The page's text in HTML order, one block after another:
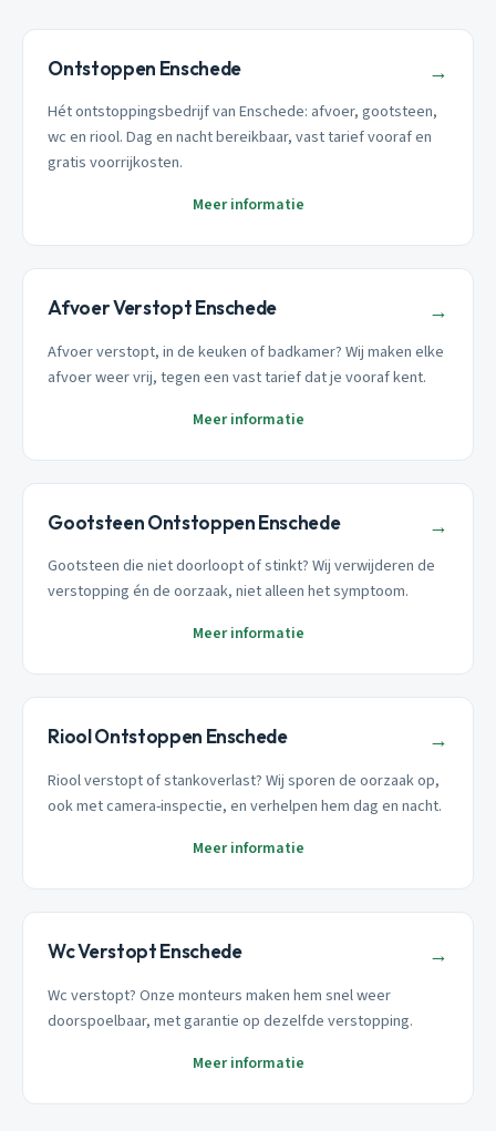
Ontstoppen Enschede →
Hét ontstoppingsbedrijf van Enschede: afvoer, gootsteen,
wc en riool. Dag en nacht bereikbaar, vast tarief vooraf en
gratis voorrijkosten.
Meer informatie
Afvoer Verstopt Enschede →
Afvoer verstopt, in de keuken of badkamer? Wij maken elke
afvoer weer vrij, tegen een vast tarief dat je vooraf kent.
Meer informatie
Gootsteen Ontstoppen Enschede →
Gootsteen die niet doorloopt of stinkt? Wij verwijderen de
verstopping én de oorzaak, niet alleen het symptoom.
Meer informatie
Riool Ontstoppen Enschede →
Riool verstopt of stankoverlast? Wij sporen de oorzaak op,
ook met camera-inspectie, en verhelpen hem dag en nacht.
Meer informatie
Wc Verstopt Enschede →
Wc verstopt? Onze monteurs maken hem snel weer
doorspoelbaar, met garantie op dezelfde verstopping.
Meer informatie